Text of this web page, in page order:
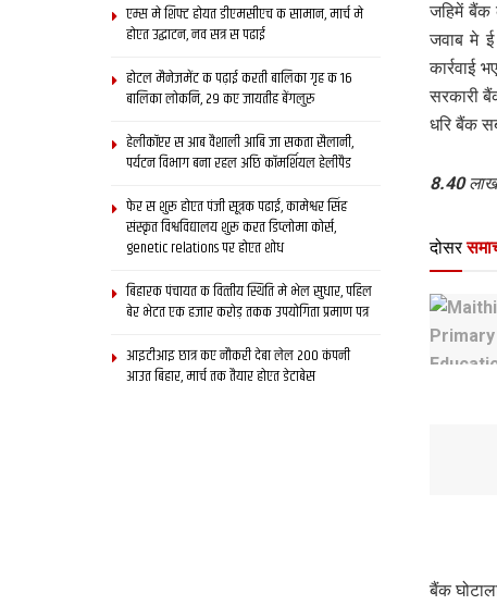
जहिमें बैंक
जवाब मे
सरकारी
धरि बैंक
8.40
दोसर
बैंक
एम्स मे शिफ्ट होयत डीएमसीएच क सामान, मार्च मे
होएत उद्घाटन, नव सत्र स पढाई
होटल मैनेजमेंट क पढ़ाई करती बालिका गृह क 16
बालिका लोकनि, 29 कए जायतीह बेंगलुरु
हेलीकॉप्टर स आब वैशाली आबि जा सकता सैलानी,
पर्यटन विभाग बना रहल अछि कॉमर्शियल हेलीपैड
फेर स शुरू होएत पंजी सूत्रक पढाई, कामेश्वर सिंह
संस्कृत विश्वविद्यालय शुरू करत डिप्लोमा कोर्स,
genetic relations पर होएत शोध
बिहारक पंचायत क वित्‍तीय स्थिति मे भेल सुधार, पहिल
बेर भेटत एक हजार करोड़ तकक उपयोगिता प्रमाण पत्र
आइटीआइ छात्र कए नौकरी देबा लेल 200 कंपनी
आउत बिहार, मार्च तक तैयार होएत डेटाबेस